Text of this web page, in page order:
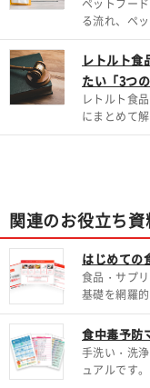
ペットフー
る流れ、ペ
レトルト食
たい「3つ
レトルト食
にまとめて
関連のお役立ち資
はじめての
食品・サプ
基礎を網羅
食中毒予防
手洗い・洗
ュアルです。